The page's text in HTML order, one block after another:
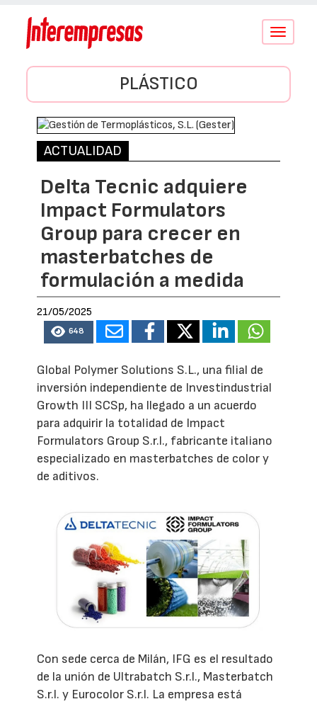
Conmutar
PLÁSTICO
ACTUALIDAD
Delta Tecnic adquiere
Impact Formulators
Group para crecer en
masterbatches de
formulación a medida
21/05/2025
648
Global Polymer Solutions S.L., una filial de
inversión independiente de Investindustrial
Growth III SCSp, ha llegado a un acuerdo
para adquirir la totalidad de Impact
Formulators Group S.r.l., fabricante italiano
especializado en masterbatches de color y
de aditivos.
Con sede cerca de Milán, IFG es el resultado
de la unión de Ultrabatch S.r.l., Masterbatch
S.r.l. y Eurocolor S.r.l. La empresa está